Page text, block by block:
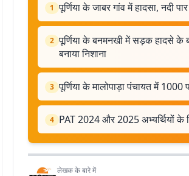
1 पूर्णिया के जाबर गांव में हादसा, नदी
2 पूर्णिया के बनमनखी में सड़क हादसे के
बनाया निशाना
3 पूर्णिया के मालोपाड़ा पंचायत में
4 PAT 2024 और 2025 अभ्यर्थियों के
लेखक के बारे में